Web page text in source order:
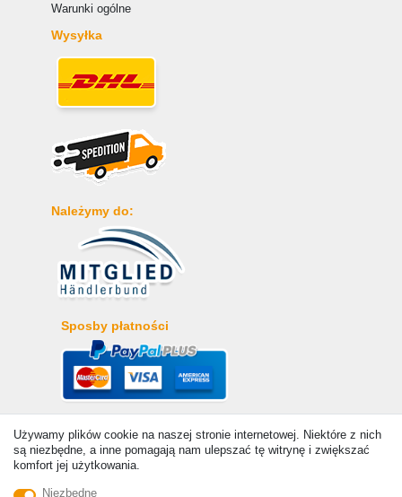
Warunki ogólne
Wysyłka
Należymy do:
Sposby płatności
Używamy plików cookie na naszej stronie internetowej. Niektóre z nich
są niezbędne, a inne pomagają nam ulepszać tę witrynę i zwiększać
komfort jej użytkowania.
Niezbędne